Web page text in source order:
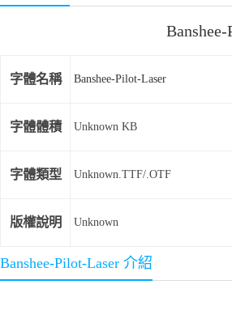
字體名稱 Banshee-Pilot-Laser
字體體積 Unknown KB
字體類型 Unknown.TTF/.OTF
版權說明 Unknown
Banshee-Pilot-Laser 介紹